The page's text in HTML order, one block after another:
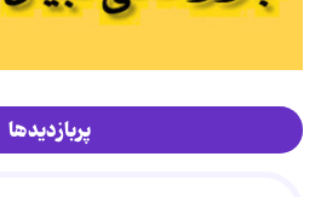
پربازدیدها